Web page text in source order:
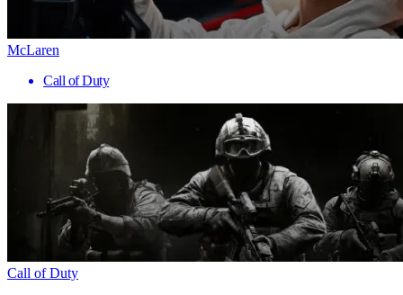
McLaren
Call of Duty
Call of Duty